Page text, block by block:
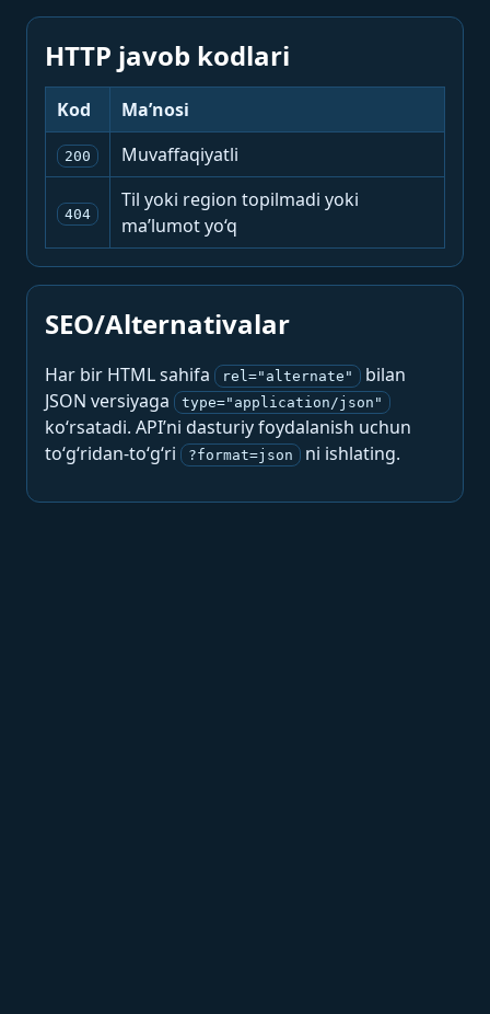
HTTP javob kodlari
Kod Ma’nosi
200 Muvaffaqiyatli
404
Til yoki region topilmadi yoki
ma’lumot yo‘q
SEO/Alternativalar
Har bir HTML sahifa rel="alternate"
bilan
JSON versiyaga
type="application/json"
ko‘rsatadi. API’ni dasturiy foydalanish uchun
to‘g‘ridan-to‘g‘ri
?format=json ni ishlating.